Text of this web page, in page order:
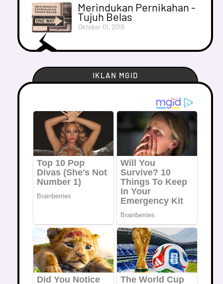
Merindukan Pernikahan -
Tujuh Belas
Oktober 01, 2019
IKLAN MGID